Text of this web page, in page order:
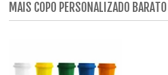
MAIS COPO PERSONALIZADO BARATO